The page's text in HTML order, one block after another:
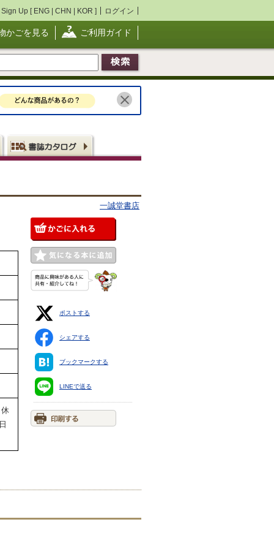
Sign Up [ ENG | CHN | KOR ] ログイン
かごを見る ご利用ガイド
一誠堂書店
ポストする
シェアする
ブックマークする
LINEで送る